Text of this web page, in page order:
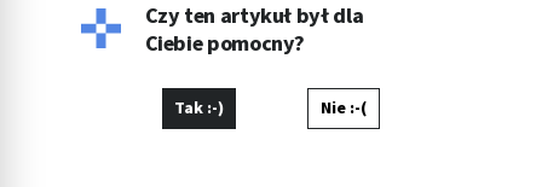
Czy ten artykuł był dla
Ciebie pomocny?
Tak :-) Nie :-(